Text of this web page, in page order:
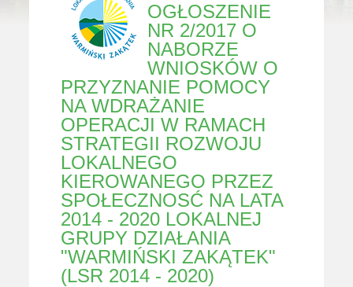
OGŁOSZENIE
NR 2/2017 O
NABORZE
WNIOSKÓW O
PRZYZNANIE POMOCY
NA WDRAŻANIE
OPERACJI W RAMACH
STRATEGII ROZWOJU
LOKALNEGO
KIEROWANEGO PRZEZ
SPOŁECZNOSĆ NA LATA
2014 - 2020 LOKALNEJ
GRUPY DZIAŁANIA
"WARMIŃSKI ZAKĄTEK"
(LSR 2014 - 2020)